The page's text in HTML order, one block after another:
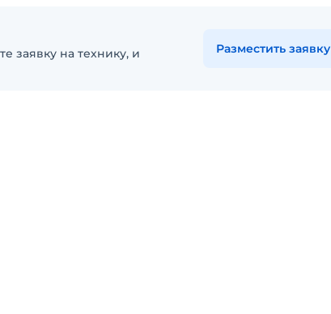
заявку на технику, и
Разместить заявку